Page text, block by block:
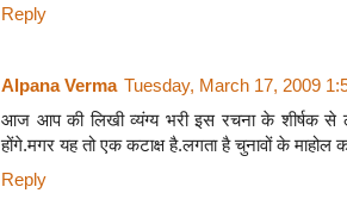
Reply
Alpana Verma Tuesday, March 17, 2009
आज आप की लिखी व्यंग्य भरी इस रचना के शीर्षक से
होंगे.मगर यह तो एक कटाक्ष है.लगता है चुनावों के माहोल
Reply